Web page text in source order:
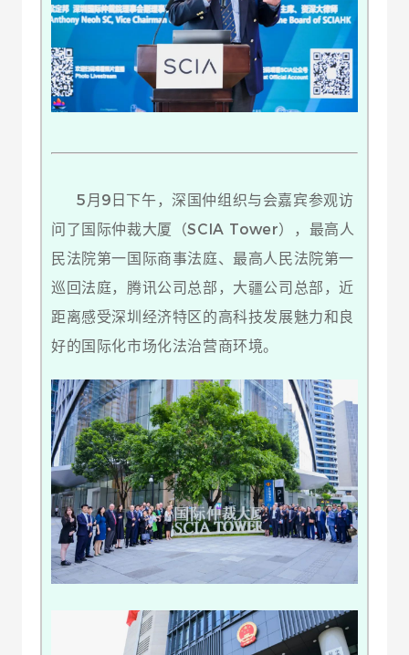
5月9日下午，深国仲组织与会嘉宾参观访
问了国际仲裁大厦（SCIA Tower），最高人
民法院第一国际商事法庭、最高人民法院第一
巡回法庭，腾讯公司总部，大疆公司总部，近
距离感受深圳经济特区的高科技发展魅力和良
好的国际化市场化法治营商环境。